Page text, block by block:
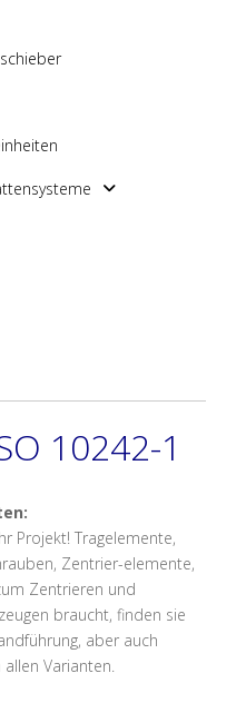
10242-1
Projekt! Tragelemente,
Zentrier-elemente,
Zentrieren und
braucht, finden sie
aber auch
Varianten.